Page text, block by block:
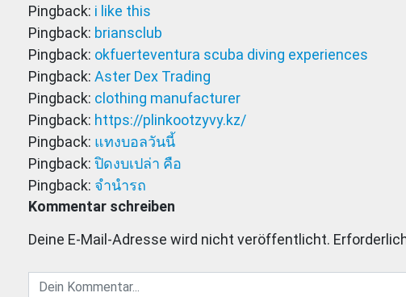
Pingback: i like this
Pingback: briansclub
Pingback: okfuerteventura scuba diving experiences
Pingback: Aster Dex Trading
Pingback: clothing manufacturer
Pingback: https://plinkootzyvy.kz/
Pingback: แทงบอลวันนี้
Pingback: ปิดงบเปล่า คือ
Pingback: จำนำรถ
Kommentar schreiben
Deine E-Mail-Adresse wird nicht veröffentlicht.